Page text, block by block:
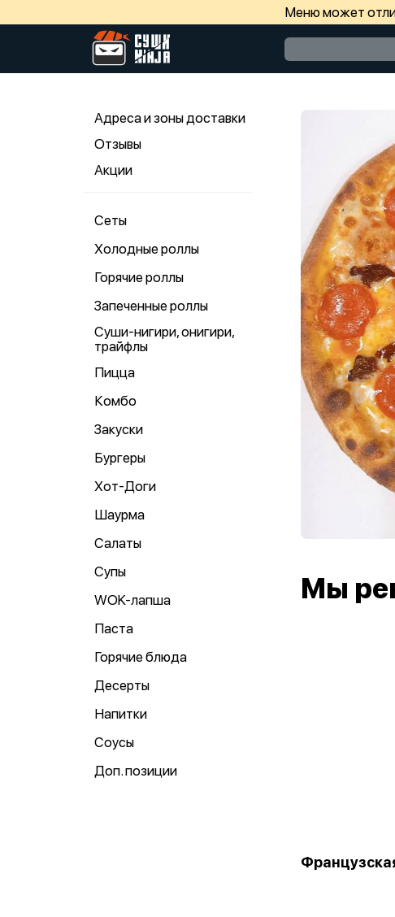
Меню может
Адреса и зоны доставки
Отзывы
Акции
Сеты
Холодные роллы
Горячие роллы
Запеченные роллы
Суши-нигири, онигири,
трайфлы
Пицца
Комбо
Закуски
Бургеры
Хот-Доги
Шаурма
Салаты
Супы
WOK-лапша
Паста
Горячие блюда
Десерты
Напитки
Соусы
Доп. позиции
Мы